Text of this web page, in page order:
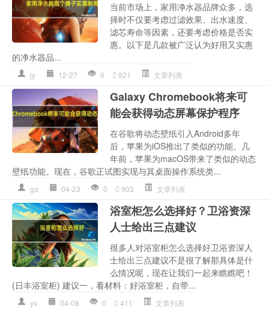
当前市场上，家用净水器品牌众多，选
择时不仅要考虑过滤效果、出水速度、
滤芯寿命等因素，还要考虑价格是否实
惠。以下是几款被广泛认为好用又实惠
的净水器品...
jy 12-27 0 921 文章列表
Galaxy Chromebook将来可
能会获得动态屏幕保护程序
在谷歌将动态壁纸引入Android多年
后，苹果为iOS推出了类似的功能。几
年前，苹果为macOS带来了类似的动态
壁纸功能。现在，谷歌正试图实现与其桌面操作系统类...
ga 04-23 0 903 文章列表
浴室柜怎么选择好？卫浴资深
人士给出三点建议
很多人对浴室柜怎么选择好卫浴资深人
士给出三点建议不是很了解那具体是什
么情况呢，现在让我们一起来瞧瞧吧！
(日丰浴室柜) 建议一，看材料：好浴室柜，自带...
ys 04-08 0 411 文章列表